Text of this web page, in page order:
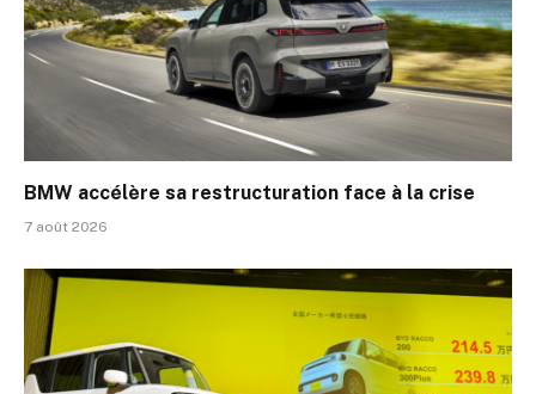
BMW accélère sa restructuration face à la crise
7 août 2026